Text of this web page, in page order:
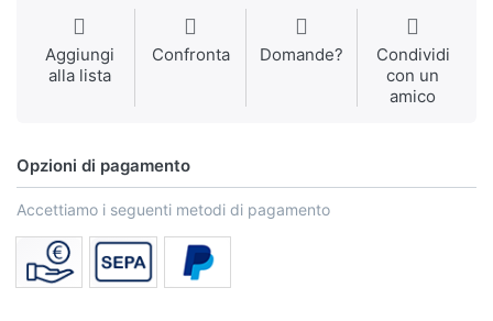
Aggiungi
alla lista
Confronta Domande?
Condividi
con un
amico
Opzioni di pagamento
Accettiamo i seguenti metodi di pagamento